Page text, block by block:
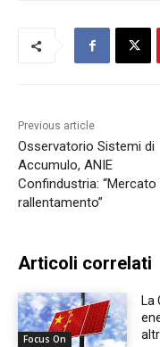
Previous article
Osservatorio Sistemi di
Accumulo, ANIE
Confindustria: “Mercato
rallentamento”
Articoli correlati
Focus On
La